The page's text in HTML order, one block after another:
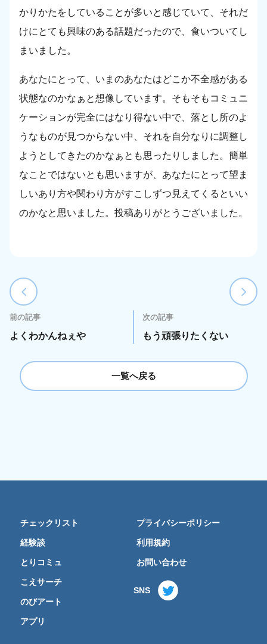
かりかたをしていることが多いと感じていて、それだ
けにとても興味のある話題だったので、食いついてし
まいました。
あなたにとって、いまのあなたはどこか不全感がある
状態なのかなぁと想像しています。そもそもコミュニ
ケーションが完全にはなり得ない中で、落とし所のよ
うなものが見つからない中、それを自分なりに調整し
ようとしてきたのかなぁとも思ったりしました。簡単
なことではないとも思いますが、あなたにとって望ま
しいあり方や関わり方がすこしずつ見えてくるといい
のかなと思いました。投稿ありがとうございました。
前の記事
よくわかんねぇや
次の記事
もう頑張りたくない
一覧へ戻る
チェックリスト
経験談
とりコミュ
こえサーチ
のびアート
アプリ
プライバシーポリシー
利用規約
お問い合わせ
SNS